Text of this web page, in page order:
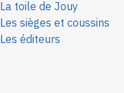
La toile de Jouy
Les sièges et coussins
Les éditeurs